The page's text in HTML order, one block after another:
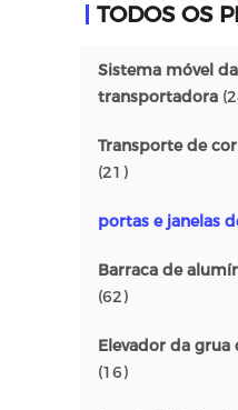
TODOS OS
Sistema móvel
transportadora
Transporte de
(21)
portas e janelas
Barraca de
(62)
Elevador da grua
(16)